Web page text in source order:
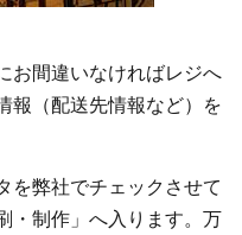
お間違いなければレジへ
報（配送先情報など）を
を弊社でチェックさせて
・制作」へ入ります。万